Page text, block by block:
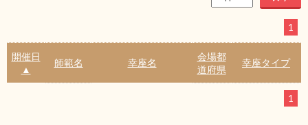
1
開催日
▲
師範名 幸座名
会場都
道府県
幸座タイプ
1